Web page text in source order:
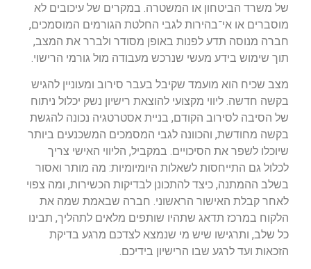
של משרד הביטחון או המשטרה. במקרים של עיכובים לא
מוסברים או אי־בהירות לגבי החלטת הגורמים המוסמכים,
חברה מנוסה תדע לפנות באופן מסודר ולברר את המצב,
תוך שימוש בידע מעשי שנרכש מעבודה מול גורמי הרישוי.
מצב שכיח הוא מועמד שקיבל בעבר סירוב ומעוניין להגיש
בקשה חדשה. ליווי מקצועי להוצאת רישיון נשק יכלול ניתוח
של הסיבה לסירוב הקודם, בניית אסטרטגיה נכונה להגשת
בקשה מחודשת, והכוונה לגבי המסמכים המשכנעים ביותר
שיוכלו לשפר את הסיכויים. במקביל, הליווי האישי צריך
לכלול גם התייחסות לשאלות היומיומיות: מה מותר ואסור
בשלב ההמתנה, כיצד להתכונן לבדיקות הכשירות, ומה צפוי
לאחר קבלת האישור הראשוני. חברה שבאמת שמה את
הלקוח במרכז תדאג שתהיו שותפים מלאים לתהליך, תבינו
כל שלב, ותרגישו שיש מי שנמצא לצדכם מרגע בדיקת
הזכאות ועד לרגע שבו הרישיון בידיכם.